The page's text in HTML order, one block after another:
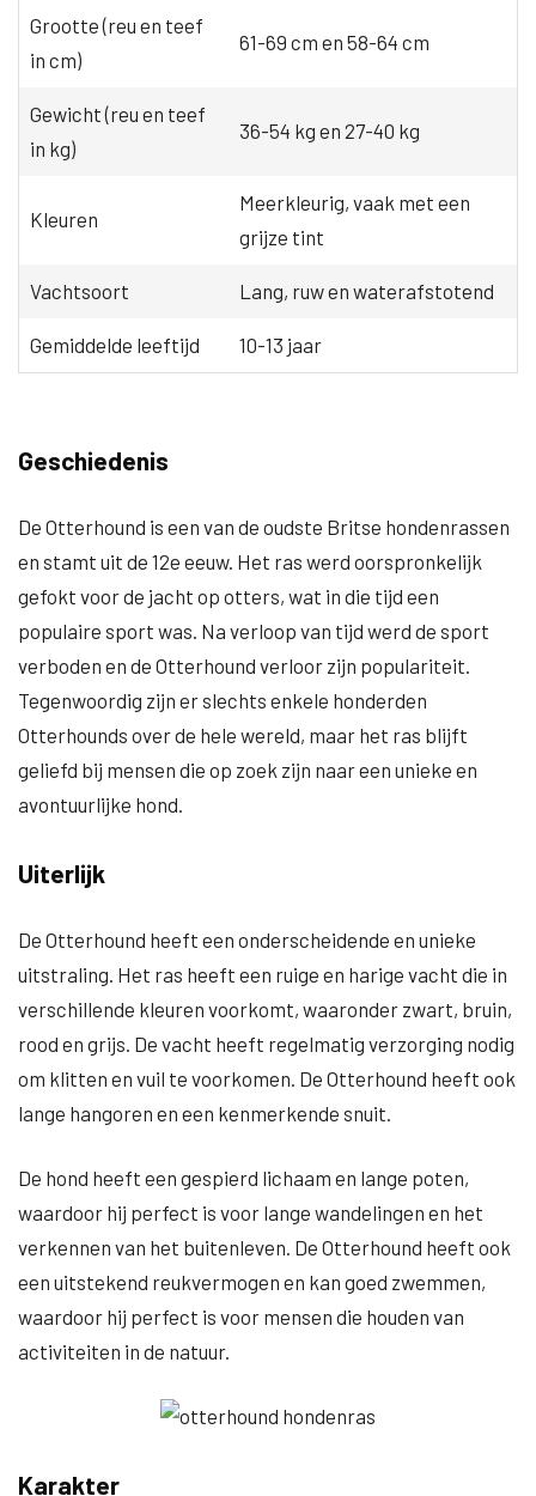
Grootte (reu en teef
in cm)
61-69 cm en 58-64 cm
Gewicht (reu en teef
in kg)
36-54 kg en 27-40 kg
Kleuren
Meerkleurig, vaak met een
grijze tint
Vachtsoort Lang, ruw en waterafstotend
Gemiddelde leeftijd 10-13 jaar
Geschiedenis
De Otterhound is een van de oudste Britse hondenrassen
en stamt uit de 12e eeuw. Het ras werd oorspronkelijk
gefokt voor de jacht op otters, wat in die tijd een
populaire sport was. Na verloop van tijd werd de sport
verboden en de Otterhound verloor zijn populariteit.
Tegenwoordig zijn er slechts enkele honderden
Otterhounds over de hele wereld, maar het ras blijft
geliefd bij mensen die op zoek zijn naar een unieke en
avontuurlijke hond.
Uiterlijk
De Otterhound heeft een onderscheidende en unieke
uitstraling. Het ras heeft een ruige en harige vacht die in
verschillende kleuren voorkomt, waaronder zwart, bruin,
rood en grijs. De vacht heeft regelmatig verzorging nodig
om klitten en vuil te voorkomen. De Otterhound heeft ook
lange hangoren en een kenmerkende snuit.
De hond heeft een gespierd lichaam en lange poten,
waardoor hij perfect is voor lange wandelingen en het
verkennen van het buitenleven. De Otterhound heeft ook
een uitstekend reukvermogen en kan goed zwemmen,
waardoor hij perfect is voor mensen die houden van
activiteiten in de natuur.
Karakter